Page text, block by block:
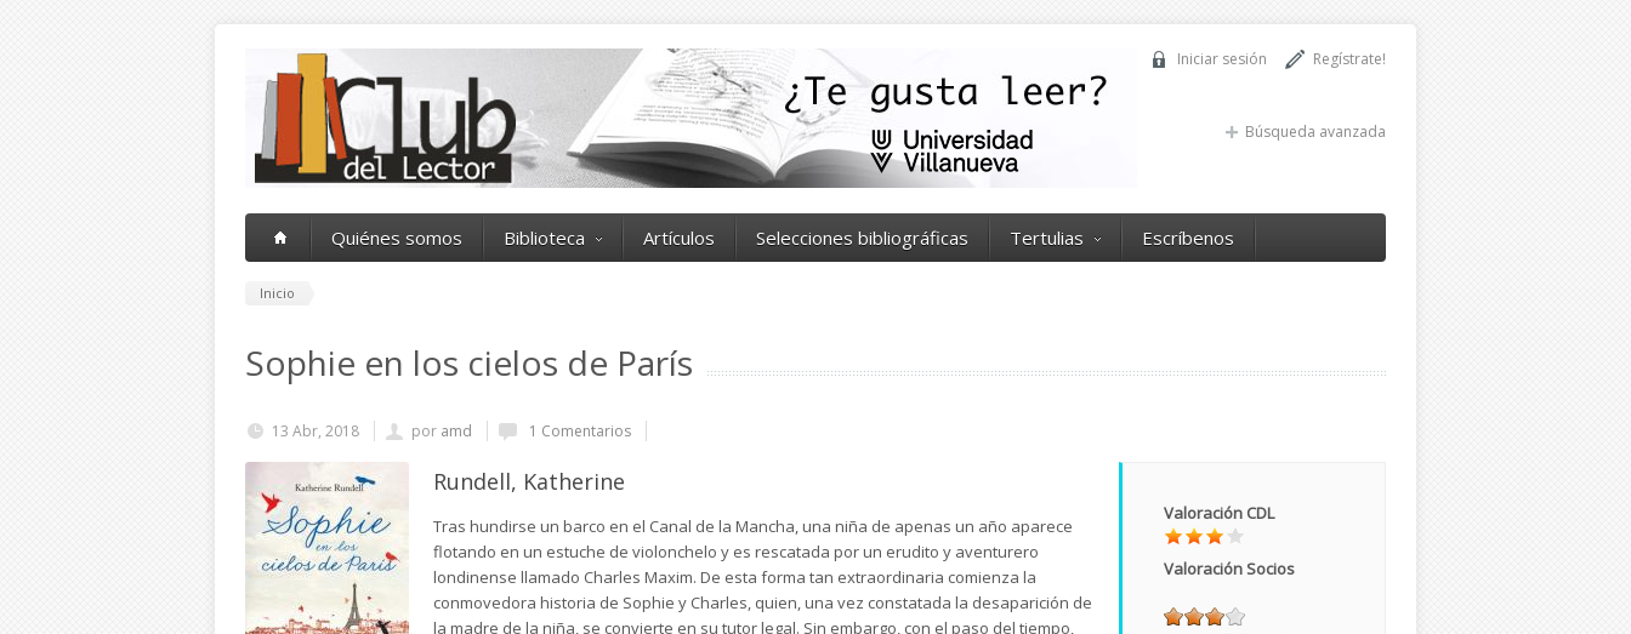
Regístrate!
Iniciar sesión
Búsqueda avanzada
Quiénes somos Biblioteca Artículos Selecciones bibliográficas Tertulias Escríbenos
Inicio
Sophie en los cielos de París
13 Abr, 2018 por amd 1 Comentarios
Rundell, Katherine
Tras hundirse un barco en el Canal de la Mancha, una niña de apenas un año aparece
flotando en un estuche de violonchelo y es rescatada por un erudito y aventurero
londinense llamado Charles Maxim. De esta forma tan extraordinaria comienza la
conmovedora historia de Sophie y Charles, quien, una vez constatada la desaparición de
la madre de la niña, se convierte en su tutor legal. Sin embargo, con el paso del tiempo,
Valoración CDL
Valoración Socios